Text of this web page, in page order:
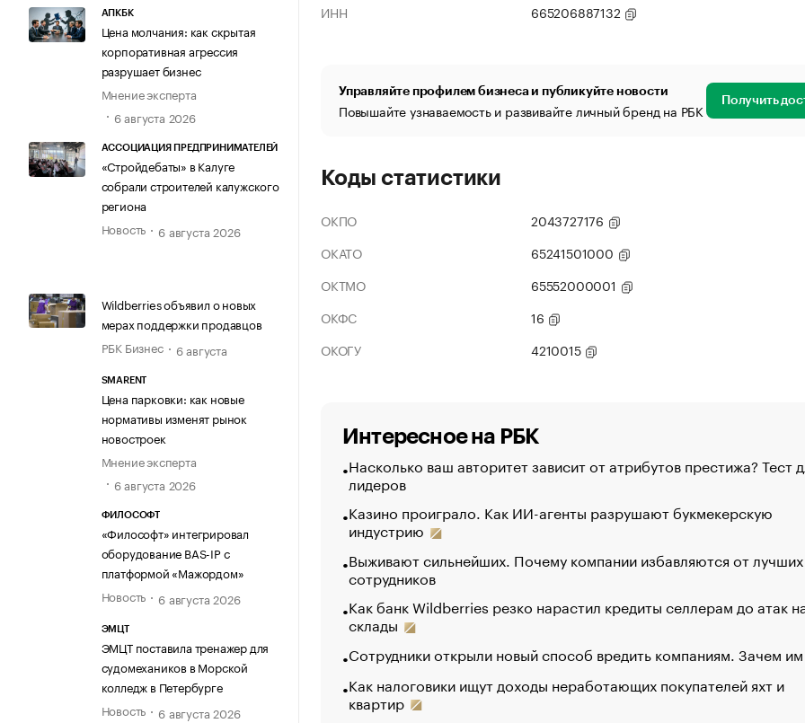
АПКБК
Цена молчания: как скрытая
корпоративная агрессия
разрушает бизнес
Мнение эксперта
6 августа 2026
АССОЦИАЦИЯ ПРЕДПРИНИМАТЕЛЕЙ
«Стройдебаты» в Калуге
собрали строителей калужского
региона
Новость
6 августа 2026
Wildberries объявил о новых
мерах поддержки продавцов
РБК Бизнес
6 августа
SMARENT
Цена парковки: как новые
нормативы изменят рынок
новостроек
Мнение эксперта
6 августа 2026
ФИЛОСОФТ
«Философт» интегрировал
оборудование BAS-IP с
платформой «Мажордом»
Новость
6 августа 2026
ЭМЦТ
ЭМЦТ поставила тренажер для
судомехаников в Морской
колледж в Петербурге
Новость
6 августа 2026
ИНН
665206887132
Управляйте профилем бизнеса и публикуйте новости
Повышайте узнаваемость и развивайте личный бренд на РБК Получить
Коды статистики
ОКПО
2043727176
ОКАТО
65241501000
ОКТМО
65552000001
ОКФС
16
ОКОГУ
4210015
Интересное на РБК
Насколько ваш авторитет зависит от атрибутов престижа? Тест
лидеров
Казино проиграло. Как ИИ-агенты разрушают букмекерскую
индустрию
Выживают сильнейших. Почему компании избавляются от лучших
сотрудников
Как банк Wildberries резко нарастил кредиты селлерам до атак
склады
Сотрудники открыли новый способ вредить компаниям. Зачем
Как налоговики ищут доходы неработающих покупателей яхт и
квартир